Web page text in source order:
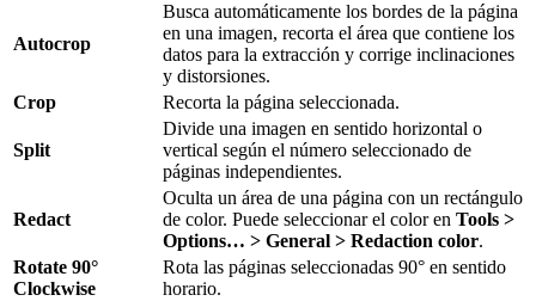
Autocrop
Busca automáticamente los bordes de la página
en una imagen, recorta el área que contiene los
datos para la extracción y corrige inclinaciones
y distorsiones.
Crop
Recorta la página seleccionada.
Split
Divide una imagen en sentido horizontal o
vertical según el número seleccionado de
páginas independientes.
Redact
Oculta un área de una página con un rectángulo
de color. Puede seleccionar el color en Tools >
Options… > General > Redaction color.
Rotate 90°
Clockwise
Rota las páginas seleccionadas 90° en sentido
horario.